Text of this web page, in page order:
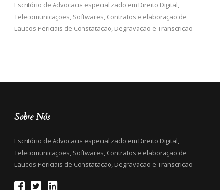
Escritório de Advocacia especializado em Direito Digital,
Telecomunicações, Softwares, Contratos e elaboração de
Laudos Periciais de Constatação, Degravação e Transcrição
Sobre Nós
Escritório de Advocacia especializado em Direito Digital,
Telecomunicações, Softwares, Contratos e elaboração de
Laudos Periciais de Constatação, Degravação e Transcrição